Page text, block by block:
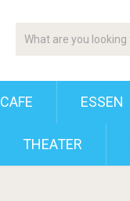
CAFE ESSEN
THEATER